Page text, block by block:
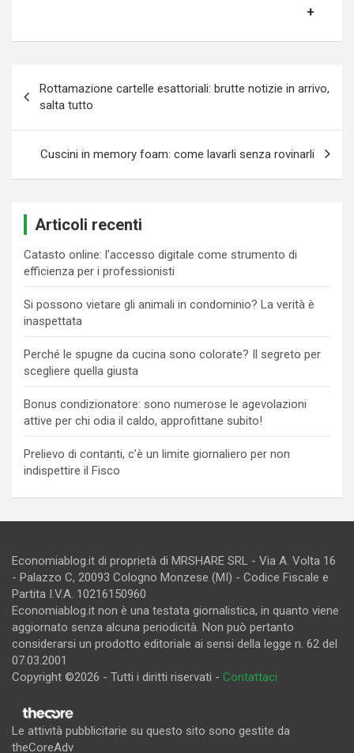
articoli
Rottamazione cartelle esattoriali: brutte notizie in arrivo,
salta tutto
Cuscini in memory foam: come lavarli senza rovinarli
Articoli recenti
Catasto online: l’accesso digitale come strumento di
efficienza per i professionisti
Si possono vietare gli animali in condominio? La verità è
inaspettata
Perché le spugne da cucina sono colorate? Il segreto per
scegliere quella giusta
Bonus condizionatore: sono numerose le agevolazioni
attive per chi odia il caldo, approfittane subito!
Prelievo di contanti, c’è un limite giornaliero per non
indispettire il Fisco
Economiablog.it di proprietà di MRSHARE SRL - Via A. Volta 16
- Palazzo C, 20093 Cologno Monzese (MI) - Codice Fiscale e
Partita I.V.A. 10216150960
Economiablog.it non è una testata giornalistica, in quanto viene
aggiornato senza alcuna periodicità. Non può pertanto
considerarsi un prodotto editoriale ai sensi della legge n. 62 del
07.03.2001
Copyright ©2026 - Tutti i diritti riservati - Contattaci
Le attività pubblicitarie su questo sito sono gestite da
theCoreAdv